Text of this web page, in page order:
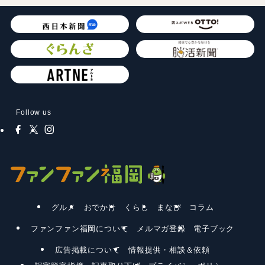
Follow us
グルメ おでかけ くらし まなび コラム
ファンファン福岡について メルマガ登録 電子ブック
広告掲載について
情報提供・相談＆依頼